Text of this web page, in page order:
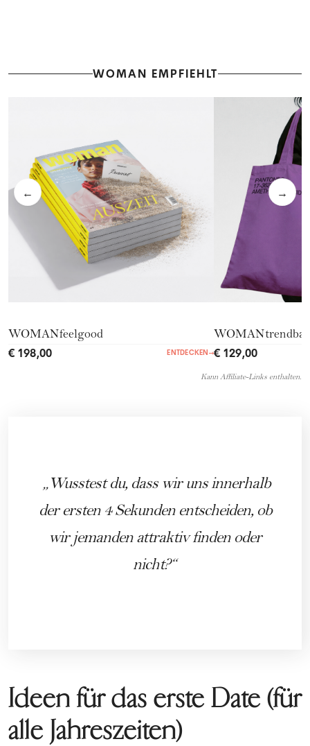
WOMAN EMPFIEHLT
← →
WOMANfeelgood
€ 198,00 ENTDECKEN →€ 129,00
Kann Affiliate-Links enthalten.
Wusstest du, dass wir uns innerhalb
der ersten 4 Sekunden entscheiden, ob
wir jemanden attraktiv finden oder
nicht?
Ideen für das erste Date (für
alle Jahreszeiten)